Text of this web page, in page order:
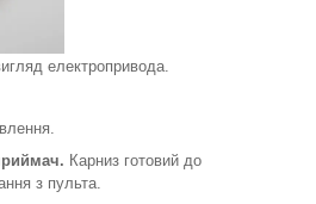
електропривода.
Карниз готовий до
з пульта.